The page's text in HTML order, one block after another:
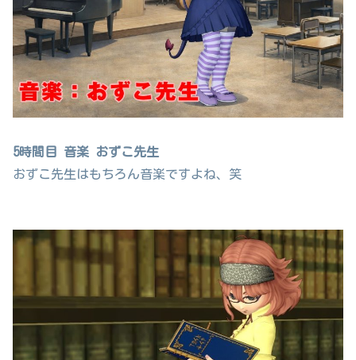
5時間目 音楽 おずこ先生
おずこ先生はもちろん音楽ですよね、笑